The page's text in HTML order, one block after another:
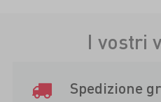
I vostri
Spedizione